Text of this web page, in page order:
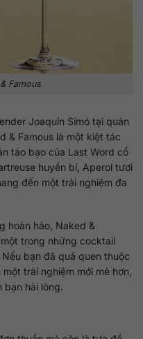
Famous
Joaquín Simó tại quán
& Famous là một kiệt tác
táo bạo của Last Word cổ
huyền bí, Aperol tươi
đến một trải nghiệm đa
hoàn hảo, Naked &
trong những cocktail
bạn đã quá quen thuộc
trải nghiệm mới mẻ hơn,
bạn hài lòng.